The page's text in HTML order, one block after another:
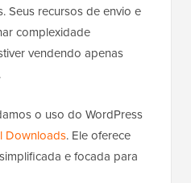
Seus recursos de envio e
complexidade
vendendo apenas
o uso do WordPress
Downloads. Ele oferece
e focada para